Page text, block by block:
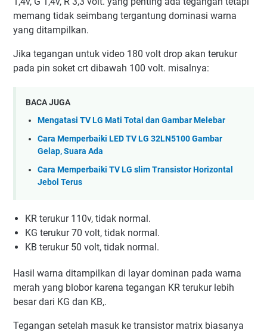
memang tidak seimbang tergantung dominasi warna
yang ditampilkan.
Jika tegangan untuk video 180 volt drop akan terukur
pada pin soket crt dibawah 100 volt. misalnya:
BACA JUGA
Mengatasi TV LG Mati Total dan Gambar Melebar
Cara Memperbaiki LED TV LG 32LN5100 Gambar
Gelap, Suara Ada
Cara Memperbaiki TV LG slim Transistor Horizontal
Jebol Terus
KR terukur 110v, tidak normal.
KG terukur 70 volt, tidak normal.
KB terukur 50 volt, tidak normal.
Hasil warna ditampilkan di layar dominan pada warna
merah yang blobor karena tegangan KR terukur lebih
besar dari KG dan KB,.
Tegangan setelah masuk ke transistor matrix biasanya